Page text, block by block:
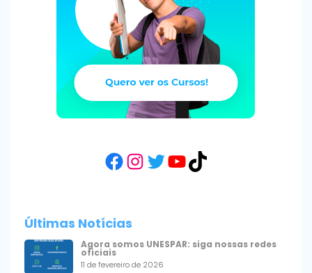
Facebook
Instagram
Twitter
YouTube
TikTok
Últimas Notícias
Agora somos UNESPAR: siga nossas redes
oficiais
11 de fevereiro de 2026